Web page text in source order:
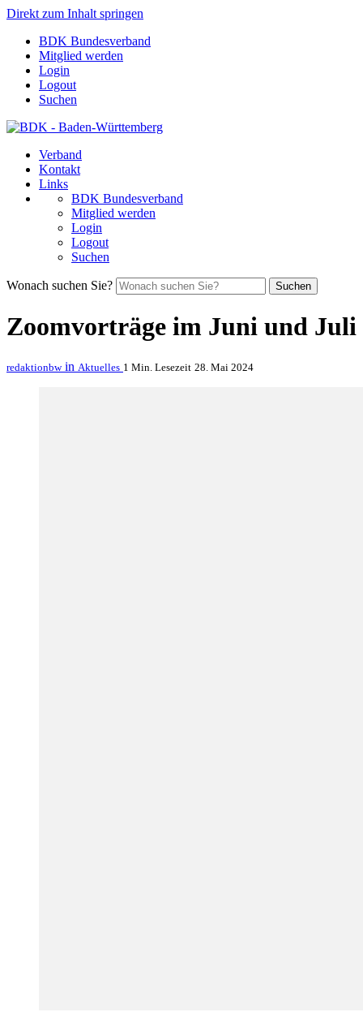
Direkt zum Inhalt springen
BDK Bundesverband
Mitglied werden
Login
Logout
Suchen
Verband
Kontakt
Links
BDK Bundesverband
Mitglied werden
Login
Logout
Suchen
Wonach suchen Sie? Suchen
Zoomvorträge im Juni und Juli
redaktionbw in Aktuelles 1 Min. Lesezeit 28. Mai 2024